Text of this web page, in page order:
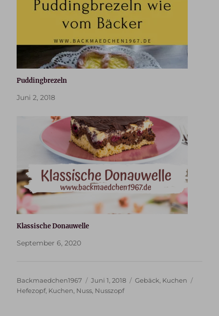
Puddingbrezeln
Juni 2, 2018
Klassische Donauwelle
September 6, 2020
Autor
Backmaedchen1967
Veröffentlicht
am
Juni 1, 2018 Kategorien
Gebäck, Kuchen
Hefezopf, Kuchen, Nuss, Nusszopf